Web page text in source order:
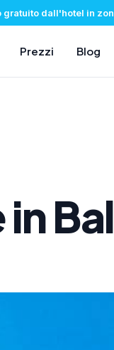
gratuito dall'hotel in
Prezzi Blog